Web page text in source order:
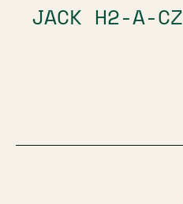
JACK H2-A-CZ